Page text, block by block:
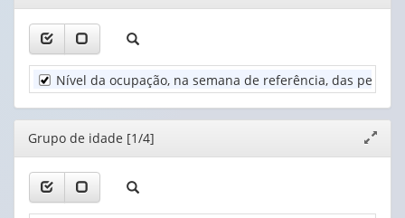
(1)
valor):
Unidade
Territorial
(1)
Frequência
à
escola
janela
Nível da ocupação, na semana de referência, das
Editor
janela
Grupo de idade [1/4]